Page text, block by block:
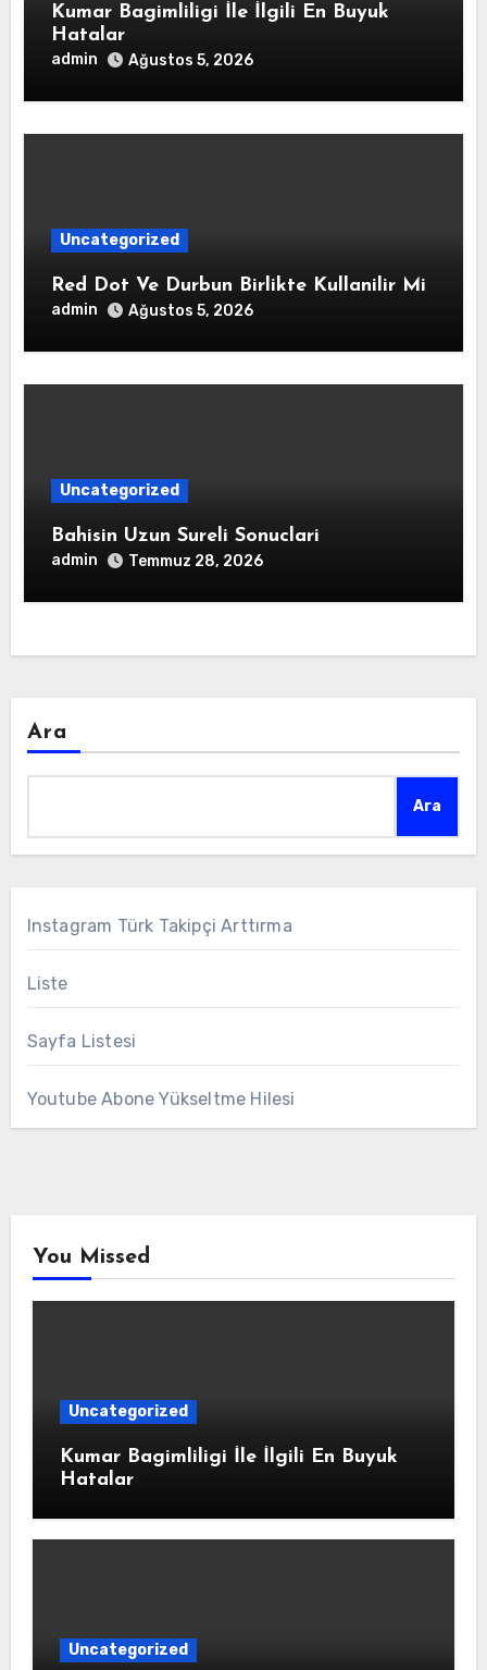
Kumar Bagimliligi İle İlgili En Buyuk
Hatalar
admin Ağustos 5, 2026
Uncategorized
Red Dot Ve Durbun Birlikte Kullanilir Mi
admin Ağustos 5, 2026
Uncategorized
Bahisin Uzun Sureli Sonuclari
admin Temmuz 28, 2026
Ara
Ara
Instagram Türk Takipçi Arttırma
Liste
Sayfa Listesi
Youtube Abone Yükseltme Hilesi
You Missed
Uncategorized
Kumar Bagimliligi İle İlgili En Buyuk
Hatalar
Uncategorized